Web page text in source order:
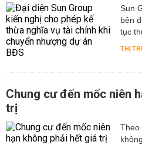
Sun
bên
tục
THỊ
Chung cư đến mốc niên
trị
Theo